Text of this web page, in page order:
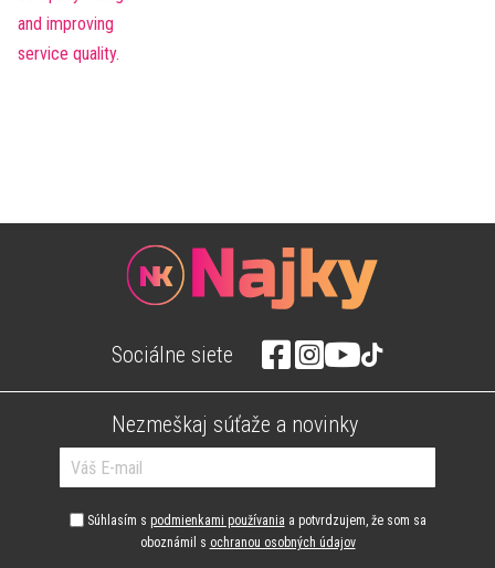
Sociálne siete
Nezmeškaj súťaže a novinky
Súhlasím s podmienkami používania a potvrdzujem, že som sa
oboznámil s ochranou osobných údajov